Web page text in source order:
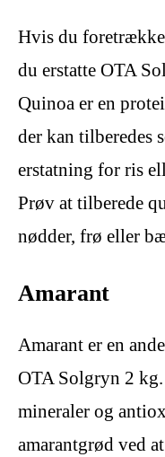
Hvis du
du erstatte OTA
Quinoa er en
der kan tilberedes
erstatning for ris
Prøv at tilberede
nødder, frø eller
Amarant
Amarant er en
OTA Solgryn 2
mineraler og
amarantgrød ved